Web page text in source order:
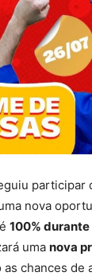
participar
nova
100%
uma nova
as chances de